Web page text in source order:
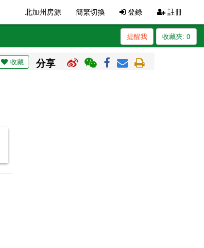
北加州房源 簡繁切換 登錄 註冊
收藏夾: 0
提醒我
收藏 分享